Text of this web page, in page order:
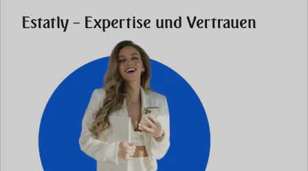
Estatly – Expertise und Vertrauen